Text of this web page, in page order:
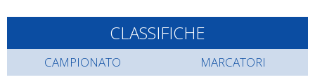
CLASSIFICHE
CAMPIONATO MARCATORI